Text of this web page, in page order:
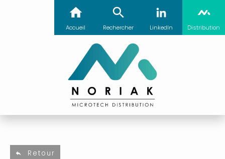
Accueil Rechercher LinkedIn Distribution
Retour